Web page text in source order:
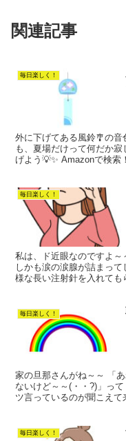
関連記事
毎日楽しく！
外に下げてある風鈴🎐の
も、夏場だけって何だか
げよう💡✨ Amazonで検索
毎日楽しく！
私は、ド近眼なのですよ
しかも涙の涙腺が詰まって
様な長い注射針を入れて
毎日楽しく！
家の旦那さんがね～～ 「
ないけど～～(・・?)」っ
ツ言っているのが聞こえ
毎日楽しく！